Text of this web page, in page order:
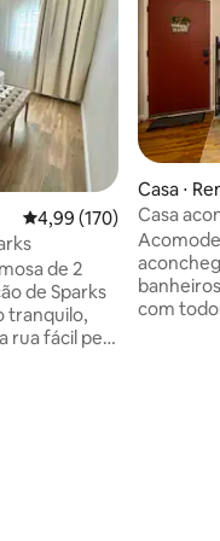
4,99 de uma avaliação
4,99 (170)
de 2
de Sparks
tranquilo,
rua fácil pela
Casa ⋅
Casa
Reno.
com